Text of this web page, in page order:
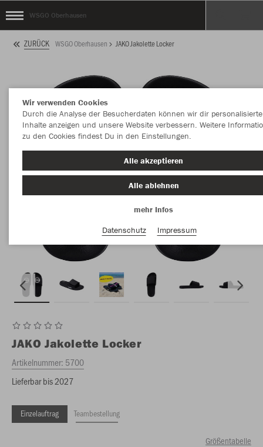
WSGO Oberhausen
ZURÜCK WSGO Oberhausen JAKO Jakolette Locker
JAKO Jakolette Locker
Artikelnummer: 5700
Lieferbar bis 2027
Einzelauftrag Teambestellung
Größentabelle
Wir verwenden Cookies
Durch die Analyse der Besucherdaten können wir dir personalisierte
Inhalte anzeigen und unsere Website verbessern. Weitere
zu den Cookies findest Du in den Einstellungen.
Alle akzeptieren
Alle ablehnen
mehr Infos
Datenschutz
Impressum